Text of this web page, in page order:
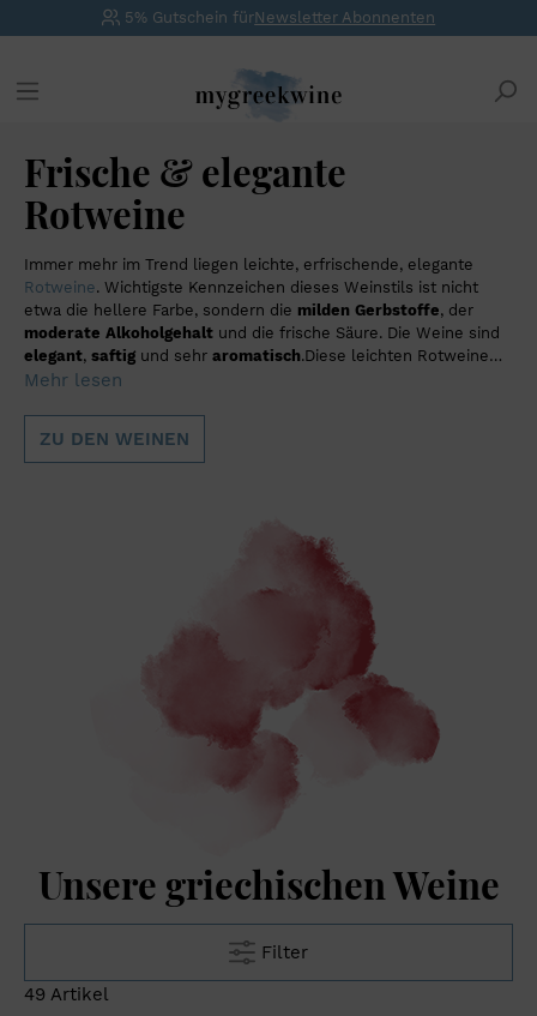
5% Gutschein fürNewsletter Abonnenten
Frische & elegante
Rotweine
Immer mehr im Trend liegen leichte, erfrischende, elegante
Rotweine. Wichtigste Kennzeichen dieses Weinstils ist nicht
etwa die hellere Farbe, sondern die milden Gerbstoffe, der
moderate Alkoholgehalt und die frische Säure. Die Weine sind
elegant, saftig und sehr aromatisch.Diese leichten Rotweine
sind flexibel einsetzbar. Mit ihrer frischen Säure können sie die
viel Freude. Man genießt diese Rotweine auch gerne leicht
Mehr lesen
ZU DEN WEINEN
Unsere griechischen Weine
Filter
49 Artikel